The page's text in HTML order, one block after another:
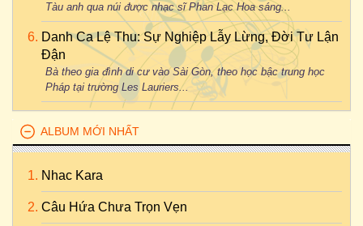
Tàu anh qua núi được nhạc sĩ Phan Lạc Hoa sáng...
Danh Ca Lệ Thu: Sự Nghiệp Lẫy Lừng, Đời Tư Lận
Đận
Bà theo gia đình di cư vào Sài Gòn, theo học bậc trung học
Pháp tại trường Les Lauriers...
ALBUM MỚI NHẤT
Nhac Kara
Câu Hứa Chưa Trọn Vẹn